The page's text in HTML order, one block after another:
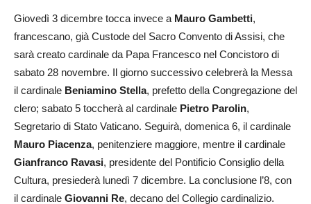
Giovedì 3 dicembre tocca invece a Mauro Gambetti,
francescano, già Custode del Sacro Convento di Assisi, che
sarà creato cardinale da Papa Francesco nel Concistoro di
sabato 28 novembre. Il giorno successivo celebrerà la Messa
il cardinale Beniamino Stella, prefetto della Congregazione del
clero; sabato 5 toccherà al cardinale Pietro Parolin,
Segretario di Stato Vaticano. Seguirà, domenica 6, il cardinale
Mauro Piacenza, penitenziere maggiore, mentre il cardinale
Gianfranco Ravasi, presidente del Pontificio Consiglio della
Cultura, presiederà lunedì 7 dicembre. La conclusione l’8, con
il cardinale Giovanni Re, decano del Collegio cardinalizio.